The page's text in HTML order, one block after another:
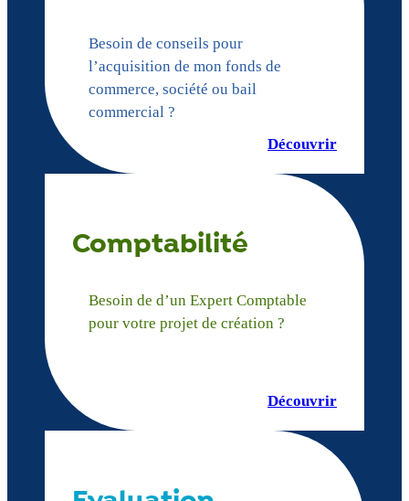
Besoin de conseils pour
l’acquisition de mon fonds de
commerce, société ou bail
commercial ?
Découvrir
Comptabilité
Besoin de d’un Expert Comptable
pour votre projet de création ?
Découvrir